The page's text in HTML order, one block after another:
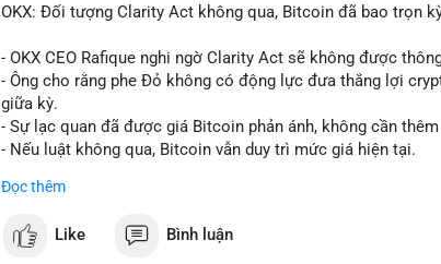
OKX: Đối tượng Clarity Act không qua, Bitcoin đã bao trọn
- OKX CEO Rafique nghi ngờ Clarity Act sẽ không được
- Ông cho rằng phe Đỏ không có động lực đưa thắng lợi
giữa kỳ.
- Sự lạc quan đã được giá Bitcoin phản ánh, không cần
- Nếu luật không qua, Bitcoin vẫn duy trì mức giá hiện tại.
#binancesquare
$btc
Đọc thêm
Like Bình luận